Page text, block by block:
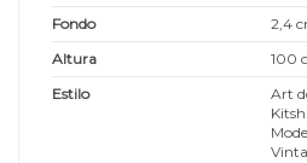
Fondo
2,4
Altura
100
Estilo
Art
Kitsh